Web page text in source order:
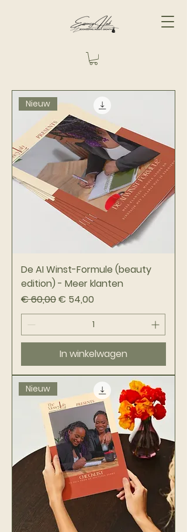
Nieuw
De AI Winst-Formule (beauty
edition) - Meer klanten
Normale prijs
€ 60,00Verkoopprijs
€ 54,00
In winkelwagen
Nieuw